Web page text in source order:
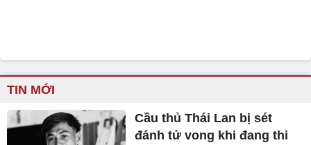
TIN MỚI
Cầu thủ Thái Lan bị sét
đánh tử vong khi đang thi